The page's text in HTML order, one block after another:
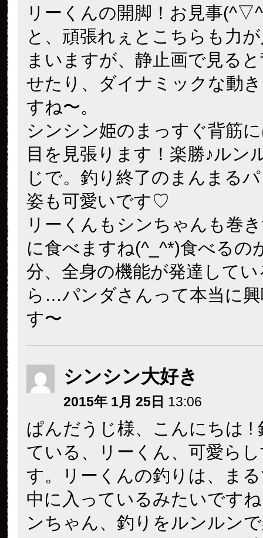
リーくんの開脚！お見事
と、頑張れぇとこちらも力
まいますが、静止画で見る
せたり、ダイナミックな動
すね〜。
シンシン姫のまっすぐ背筋
目を見張ります！楽勝♪ルン
じで。釣り終了のまんまる
姿も可愛いです♡
リーくんもシンちゃんも巻
に食べますね(^_^*)食べるの
分、全身の機能が発達して
ら…パンダさんって本当に
す〜
シンシン大好き
2015年 1月 25日 13:06
ぱんだうじ様、こんにちは !
ている、リーくん、可愛ら
す。リーくんの釣りは、ま
中に入っているみたいです
ンちゃん、釣りをルンルン